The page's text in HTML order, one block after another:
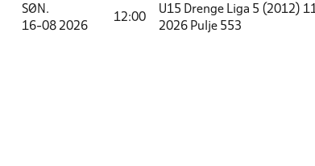
SØN.
16-08 2026
12:00
U15 Drenge Liga 5 (2012)
2026 Pulje 553